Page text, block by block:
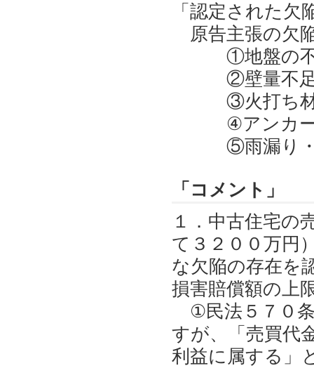
「認定された欠
原告主張の欠
①地盤の不動
②壁量不
③火打ち材
④アンカー
⑤雨漏り・白
「コメント」
１．中古住宅の
て３２００万円
な欠陥の存在を
損害賠償額の上
①民法５７０条
すが、「売買代
利益に属する」